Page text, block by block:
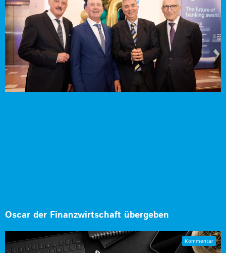
Oscar der Finanzwirtschaft übergeben